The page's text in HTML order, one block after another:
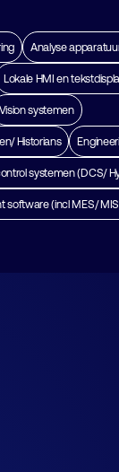
Analyse
Lokale HMI en
Vision systemen
Historians
systemen (DCS/
software (incl MES/